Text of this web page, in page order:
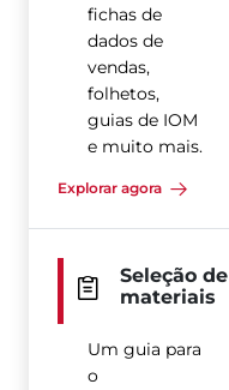
fichas de
dados de
vendas,
folhetos,
guias de IOM
e muito mais.
Explorar agora
Seleção de
materiais
Um guia para
o